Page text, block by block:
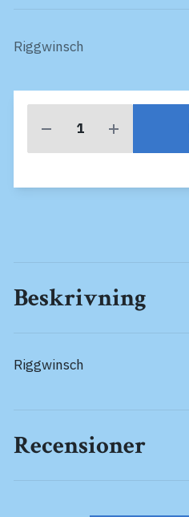
Riggwinsch
Beskrivning
Riggwinsch
Recensioner